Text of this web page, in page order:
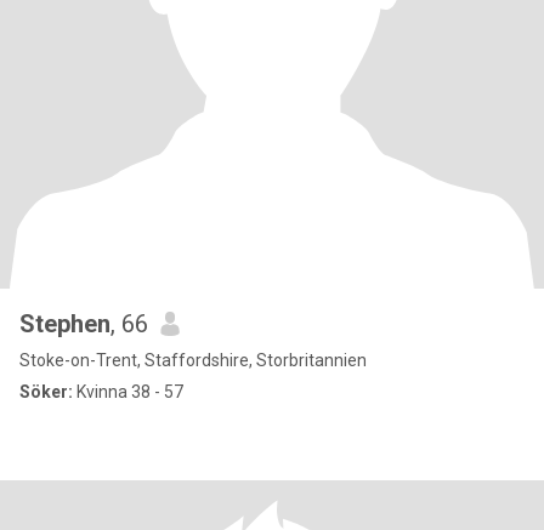
Stephen, 66
Stoke-on-Trent, Staffordshire, Storbritannien
Söker: Kvinna 38 - 57